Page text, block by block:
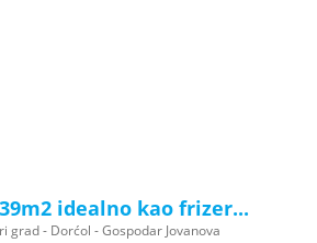
idealno kao frizer...
grad - Dorćol - Gospodar Jovanova